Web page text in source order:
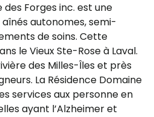
des Forges inc. est une
autonomes, semi-
de soins. Cette
le Vieux Ste-Rose à Laval.
des Milles-Îles et près
La Résidence Domaine
services aux personne en
ayant l’Alzheimer et